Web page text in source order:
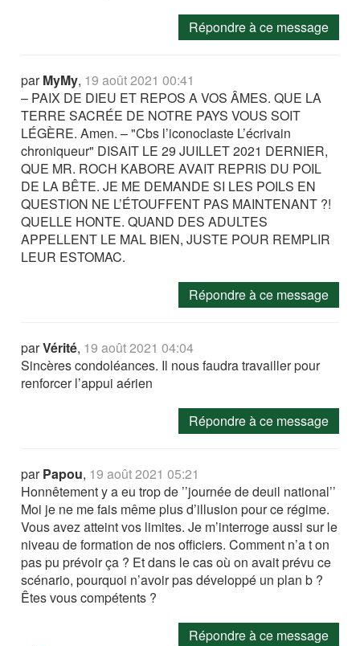
Répondre à ce message
parMyMy, 19 août 2021 00:41
– PAIX DE DIEU ET REPOS A VOS ÂMES. QUE LA
TERRE SACRÉE DE NOTRE PAYS VOUS SOIT
LÉGÈRE. Amen. – "Cbs l’iconoclaste L’écrivain
chroniqueur" DISAIT LE 29 JUILLET 2021 DERNIER,
QUE MR. ROCH KABORE AVAIT REPRIS DU POIL
DE LA BÊTE. JE ME DEMANDE SI LES POILS EN
QUESTION NE L’ÉTOUFFENT PAS MAINTENANT ?!
QUELLE HONTE. QUAND DES ADULTES
APPELLENT LE MAL BIEN, JUSTE POUR REMPLIR
LEUR ESTOMAC.
Répondre à ce message
parVérité, 19 août 2021 04:04
Sincères condoléances. Il nous faudra travailler pour
renforcer l’appui aérien
Répondre à ce message
parPapou, 19 août 2021 05:21
Honnêtement y a eu trop de ’’journée de deuil national’’
Moi je ne me fais même plus d’illusion pour ce régime.
Vous avez atteint vos limites. Je m’interroge aussi sur le
niveau de formation de nos officiers. Comment n’a t on
pas pu prévoir ça ? Et dans le cas où on avait prévu ce
scénario, pourquoi n’avoir pas développé un plan b ?
Êtes vous compétents ?
Répondre à ce message